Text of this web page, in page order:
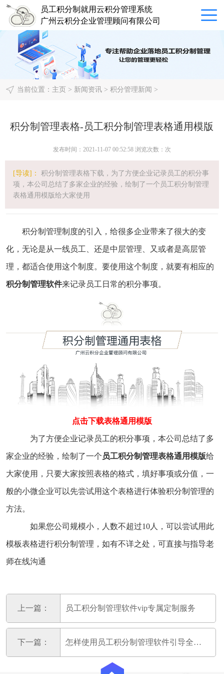
员工积分制就用云积分管理系统
广州云积分企业管理顾问有限公司
当前位置： 主页> 新闻资讯> 积分管理新闻 >
积分制管理表格-员工积分制管理表格通用模版
发布时间：2021-11-07 00:52:58 浏览次数： 次
[导读]：
积分制管理表格下载，为了方便企业记录员工的积分事
项，本公司总结了多家企业的经验，绘制了一个员工积分制管理
表格通用模版给大家使用
积分制管理制度的引入，给很多企业带来了很大的变
化，无论是从一线员工、还是中层管理、又或者是高层管
理，都适合使用这个制度。要使用这个制度，就要有相应的
积分制管理软件来记录员工日常的积分事项。
点击下载表格通用模版
为了方便企业记录员工的积分事项，本公司总结了多
家企业的经验，绘制了一个 员工积分制管理表格通用模版给
大家使用，只要大家按照表格的格式，填好事项或分值，一
般的小微企业可以先尝试用这个表格进行体验积分制管理的
方法。
如果您公司规模小，人数不超过10人，可以尝试用此
模板表格进行积分制管理，如有不详之处，可直接与指导老
师在线沟通
上一篇： 员工积分制管理软件vip专属定制服务
下一篇： 怎样使用员工积分制管理软件引导全员参与积分制管理